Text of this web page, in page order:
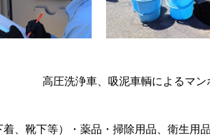
高圧洗浄車、吸泥車輌によるマ
着、靴下等）・薬品・掃除用品、衛生